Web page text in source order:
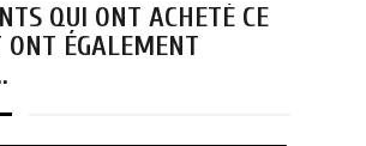
QUI ONT ACHETÉ CE
ONT ÉGALEMENT